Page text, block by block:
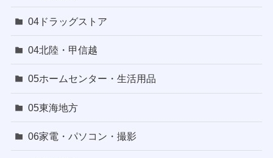
04ドラッグストア
04北陸・甲信越
05ホームセンター・生活用品
05東海地方
06家電・パソコン・撮影